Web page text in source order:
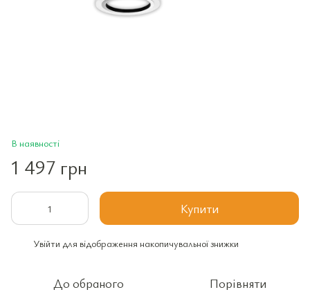
В наявності
1 497 грн
Купити
Увійти для відображення накопичувальної знижки
До обраного Порівняти